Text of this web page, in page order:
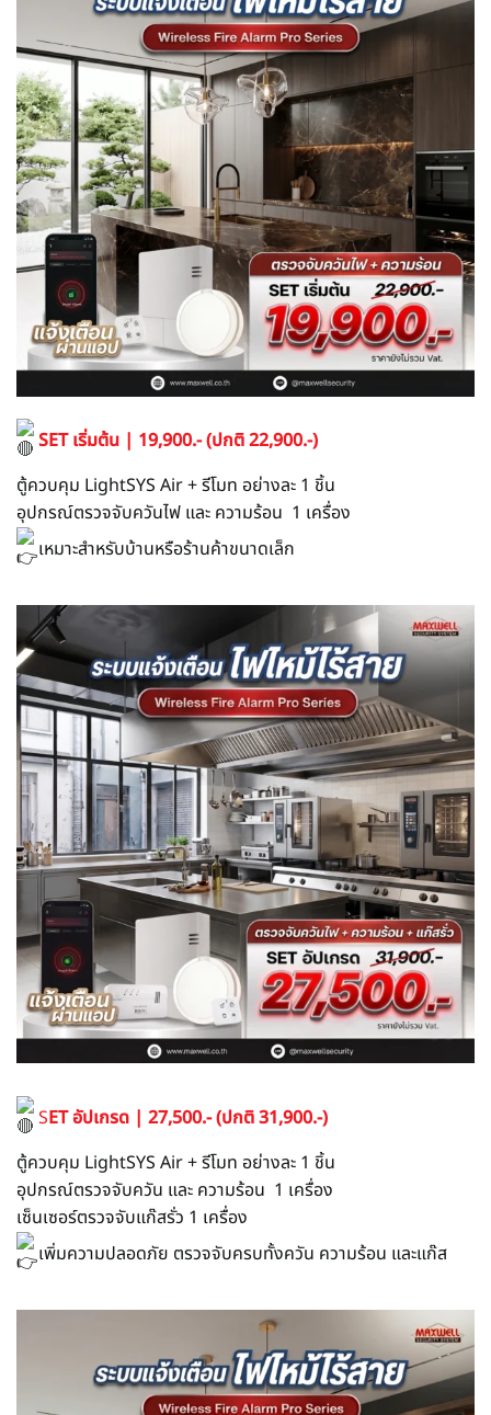
SET เริ่มต้น | 19,900.- (ปกติ 22,900.-)
ตู้ควบคุม LightSYS Air + รีโมท อย่างละ 1 ชิ้น
อุปกรณ์ตรวจจับควันไฟ และ ความร้อน 1 เครื่อง
เหมาะสำหรับบ้านหรือร้านค้าขนาดเล็ก
SET อัปเกรด | 27,500.- (ปกติ 31,900.-)
ตู้ควบคุม LightSYS Air + รีโมท อย่างละ 1 ชิ้น
อุปกรณ์ตรวจจับควัน และ ความร้อน 1 เครื่อง
เซ็นเซอร์ตรวจจับแก๊สรั่ว 1 เครื่อง
เพิ่มความปลอดภัย ตรวจจับครบทั้งควัน ความร้อน และแก๊ส